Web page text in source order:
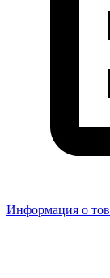
Информация о